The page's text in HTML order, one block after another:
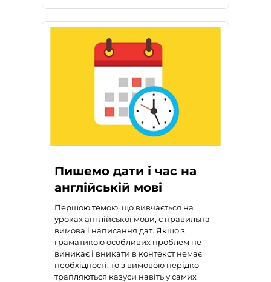
Пишемо дати і час на
англійській мові
Першою темою, що вивчається на
уроках англійської мови, є правильна
вимова і написання дат. Якщо з
граматикою особливих проблем не
виникає і вникати в контекст немає
необхідності, то з вимовою нерідко
трапляються казуси навіть у самих